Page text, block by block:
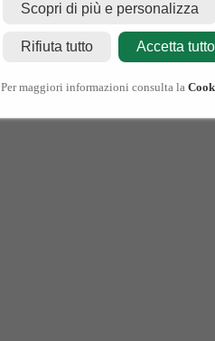
Scopri di più e personalizza
Rifiuta tutto Accetta tutto
Per maggiori informazioni consulta la